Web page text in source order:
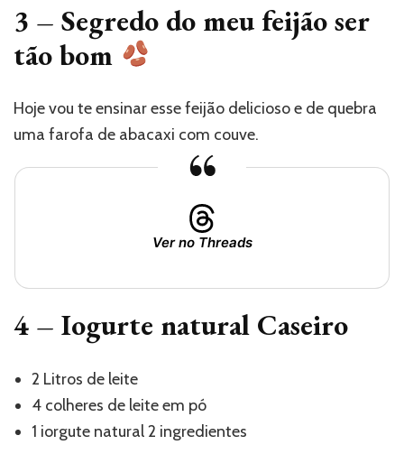
3 – Segredo do meu feijão ser
tão bom
Hoje vou te ensinar esse feijão delicioso e de quebra
uma farofa de abacaxi com couve.
Ver no Threads
4 – Iogurte natural Caseiro
2 Litros de leite
4 colheres de leite em pó
1 iorgute natural 2 ingredientes